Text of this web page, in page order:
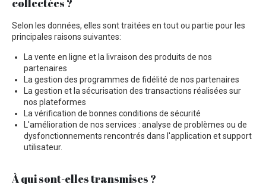
Selon les données, elles sont traitées en tout ou partie pour les
principales raisons suivantes:
La vente en ligne et la livraison des produits de nos
partenaires
La gestion des programmes de fidélité de nos partenaires
La gestion et la sécurisation des transactions réalisées sur
nos plateformes
La vérification de bonnes conditions de sécurité
L'amélioration de nos services : analyse de problèmes ou de
dysfonctionnements rencontrés dans l'application et support
utilisateur.
À qui sont-elles transmises ?